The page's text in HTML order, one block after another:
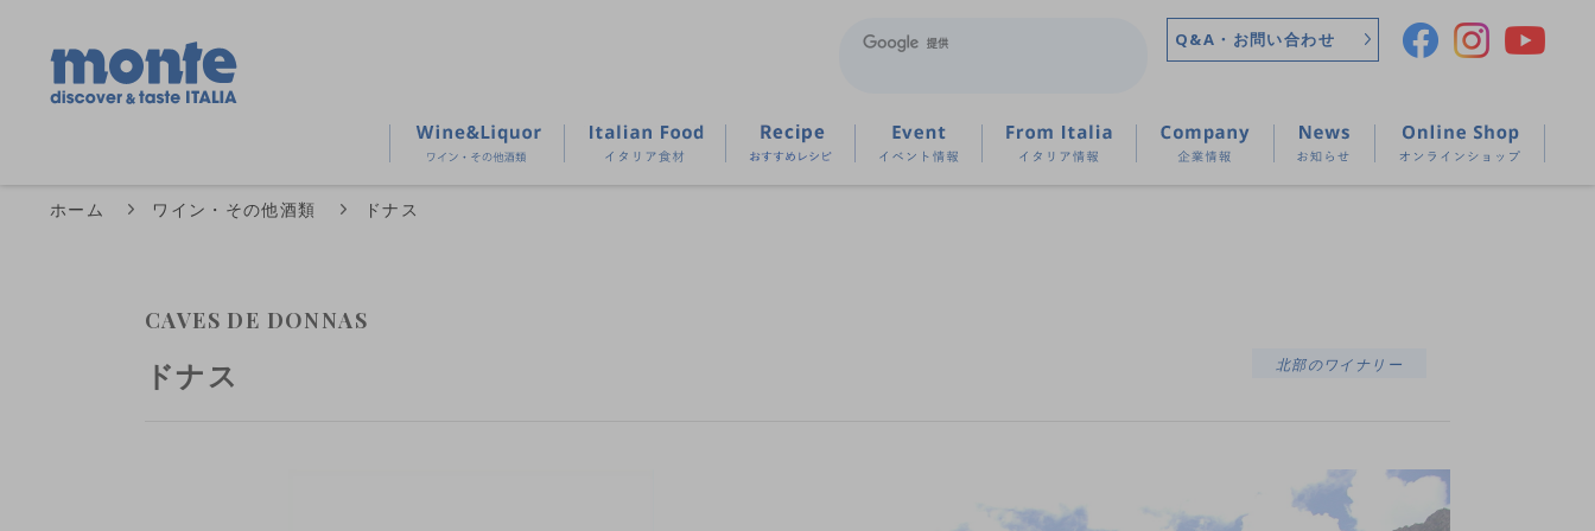
Q&A・お問い合わせ
ホーム ワイン・その他酒類 ドナス
CAVES DE DONNAS
ドナス 北部のワイナリー